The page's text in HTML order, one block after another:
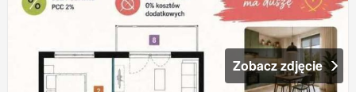
Zobacz zdjęcie